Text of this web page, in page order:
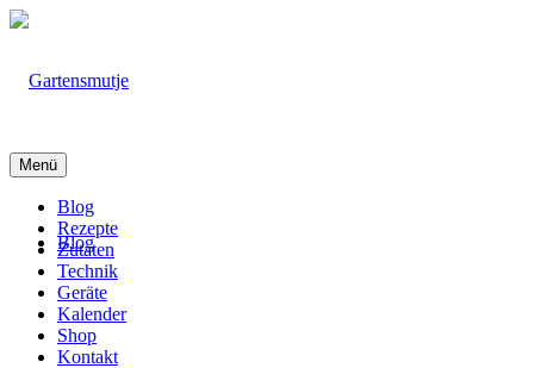
Blog
Menü
Blog
Rezepte
Zutaten
Technik
Geräte
Kalender
Shop
Kontakt